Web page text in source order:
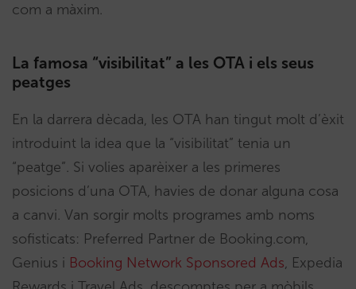
com a màxim.
La famosa “visibilitat” a les OTA i els seus
peatges
En la darrera dècada, les OTA han tingut molt d’èxit
introduint la idea que la “visibilitat” tenia un
“peatge”. Si volies aparèixer a les primeres
posicions d’una OTA, havies de donar alguna cosa
a canvi. Van sorgir molts programes amb noms
sofisticats: Preferred Partner de Booking.com,
Genius i Booking Network Sponsored Ads, Expedia